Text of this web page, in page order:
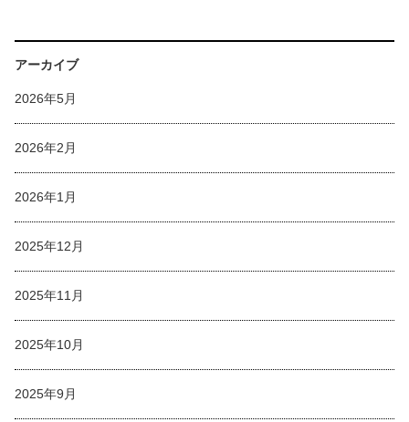
アーカイブ
2026年5月
2026年2月
2026年1月
2025年12月
2025年11月
2025年10月
2025年9月